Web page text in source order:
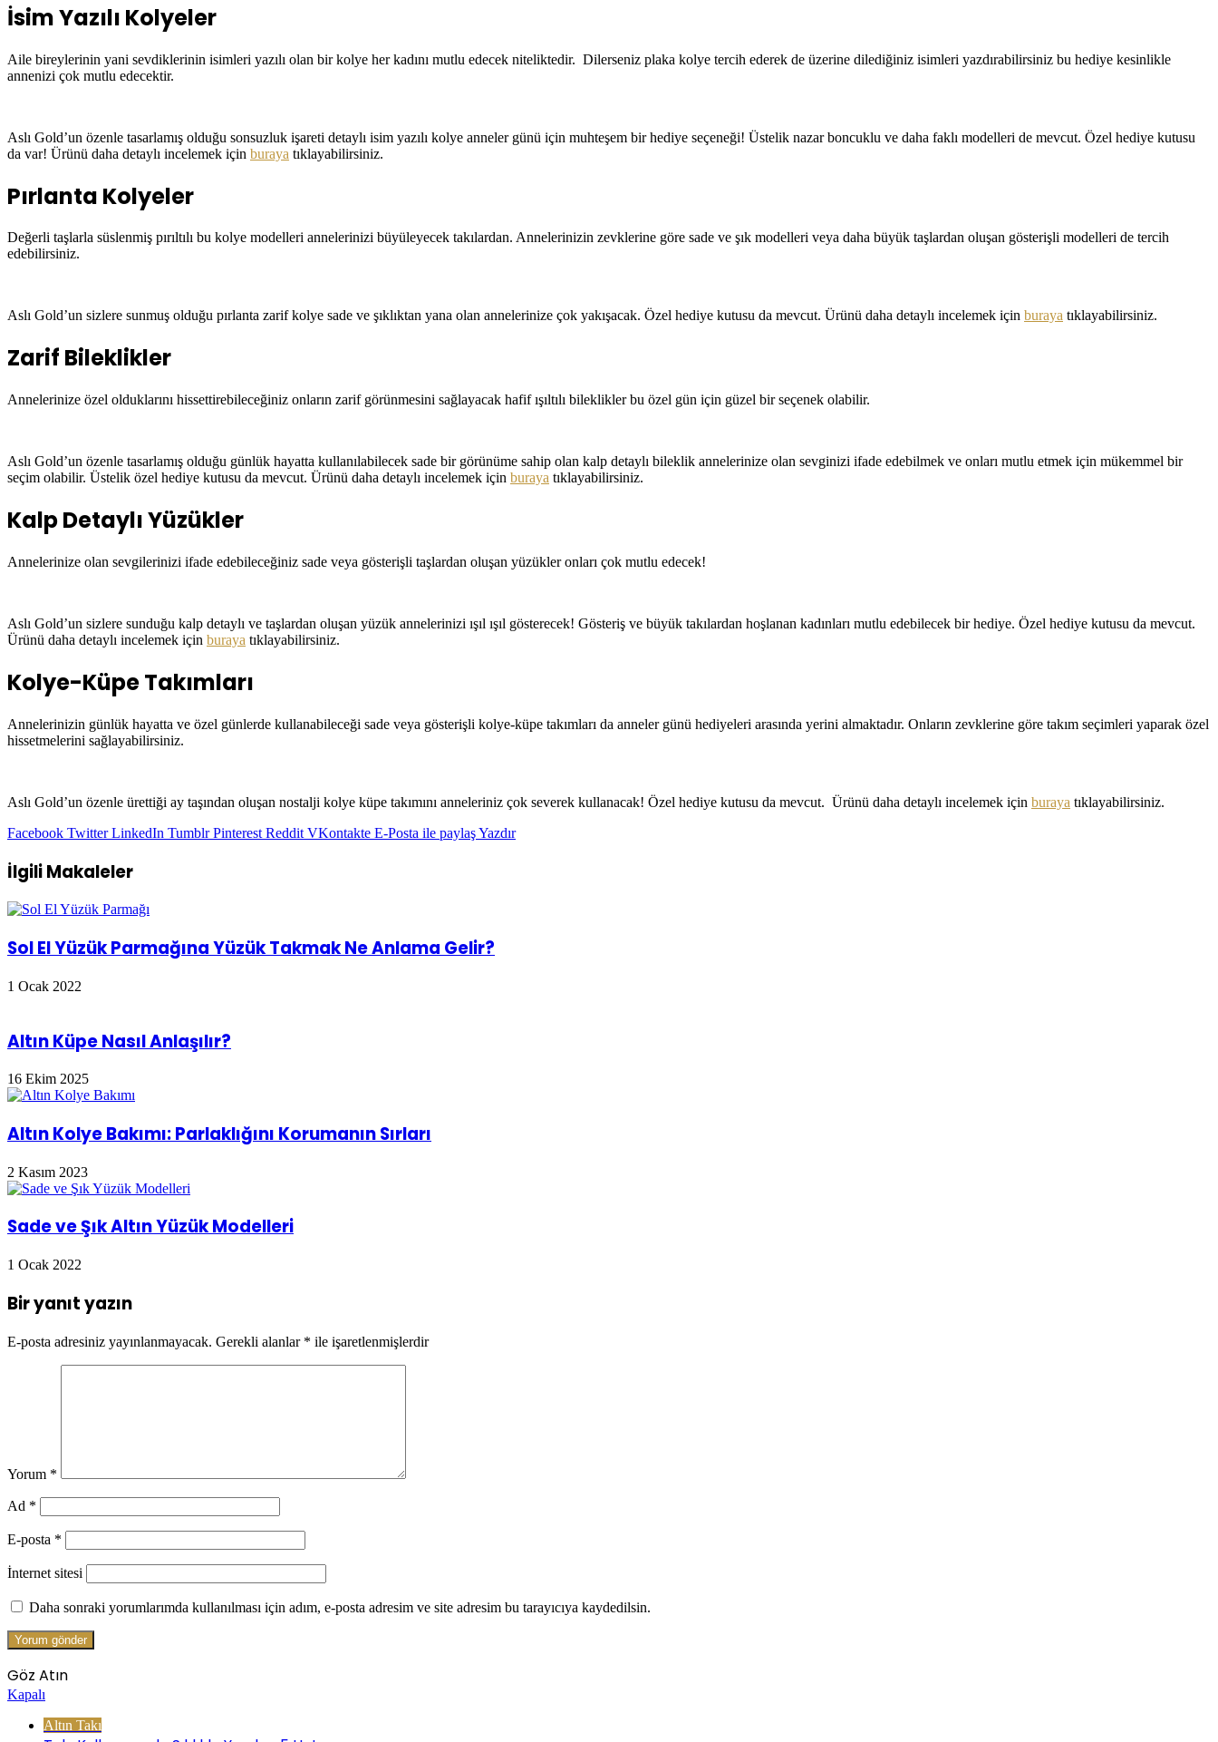
İsim Yazılı Kolyeler
Aile bireylerinin yani sevdiklerinin isimleri yazılı olan bir kolye her kadını mutlu edecek niteliktedir. Dilerseniz plaka kolye tercih ederek de üzerine dilediğiniz isimleri yazdırabilirsiniz bu hediye kesinlikle
annenizi çok mutlu edecektir.
Aslı Gold’un özenle tasarlamış olduğu sonsuzluk işareti detaylı isim yazılı kolye anneler günü için muhteşem bir hediye seçeneği! Üstelik nazar boncuklu ve daha faklı modelleri de mevcut. Özel hediye kutusu
da var! Ürünü daha detaylı incelemek için buraya tıklayabilirsiniz.
Pırlanta Kolyeler
Değerli taşlarla süslenmiş pırıltılı bu kolye modelleri annelerinizi büyüleyecek takılardan. Annelerinizin zevklerine göre sade ve şık modelleri veya daha büyük taşlardan oluşan gösterişli modelleri de tercih
edebilirsiniz.
Aslı Gold’un sizlere sunmuş olduğu pırlanta zarif kolye sade ve şıklıktan yana olan annelerinize çok yakışacak. Özel hediye kutusu da mevcut. Ürünü daha detaylı incelemek için buraya tıklayabilirsiniz.
Zarif Bileklikler
Annelerinize özel olduklarını hissettirebileceğiniz onların zarif görünmesini sağlayacak hafif ışıltılı bileklikler bu özel gün için güzel bir seçenek olabilir.
Aslı Gold’un özenle tasarlamış olduğu günlük hayatta kullanılabilecek sade bir görünüme sahip olan kalp detaylı bileklik annelerinize olan sevginizi ifade edebilmek ve onları mutlu etmek için mükemmel bir
seçim olabilir. Üstelik özel hediye kutusu da mevcut. Ürünü daha detaylı incelemek için buraya tıklayabilirsiniz.
Kalp Detaylı Yüzükler
Annelerinize olan sevgilerinizi ifade edebileceğiniz sade veya gösterişli taşlardan oluşan yüzükler onları çok mutlu edecek!
Aslı Gold’un sizlere sunduğu kalp detaylı ve taşlardan oluşan yüzük annelerinizi ışıl ışıl gösterecek! Gösteriş ve büyük takılardan hoşlanan kadınları mutlu edebilecek bir hediye. Özel hediye kutusu da mevcut.
Ürünü daha detaylı incelemek için buraya tıklayabilirsiniz.
Kolye-Küpe Takımları
Annelerinizin günlük hayatta ve özel günlerde kullanabileceği sade veya gösterişli kolye-küpe takımları da anneler günü hediyeleri arasında yerini almaktadır. Onların zevklerine göre takım seçimleri yaparak özel
hissetmelerini sağlayabilirsiniz.
Aslı Gold’un özenle ürettiği ay taşından oluşan nostalji kolye küpe takımını anneleriniz çok severek kullanacak! Özel hediye kutusu da mevcut. Ürünü daha detaylı incelemek için buraya tıklayabilirsiniz.
Facebook Twitter LinkedIn Tumblr Pinterest Reddit VKontakte E-Posta ile paylaşYazdır
İlgili Makaleler
Sol El Yüzük Parmağına Yüzük Takmak Ne Anlama Gelir?
1 Ocak 2022
Altın Küpe Nasıl Anlaşılır?
16 Ekim 2025
Altın Kolye Bakımı: Parlaklığını Korumanın Sırları
2 Kasım 2023
Sade ve Şık Altın Yüzük Modelleri
1 Ocak 2022
Bir yanıt yazın
E-posta adresiniz yayınlanmayacak. Gerekli alanlar * ile işaretlenmişlerdir
Yorum *
Ad *
E-posta *
İnternet sitesi
Daha sonraki yorumlarımda kullanılması için adım, e-posta adresim ve site adresim bu tarayıcıya kaydedilsin.
Göz Atın
Kapalı
Altın Takı